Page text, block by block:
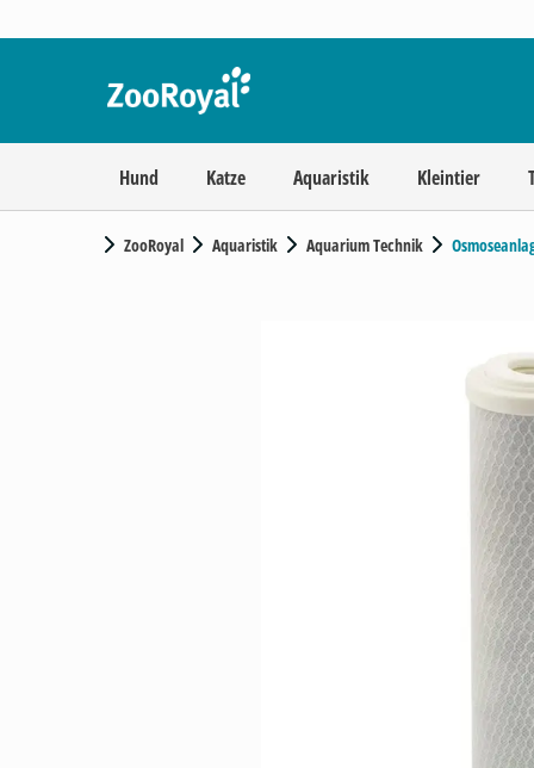
Hund Katze Aquaristik Kleintier
ZooRoyal Aquaristik Aquarium Technik